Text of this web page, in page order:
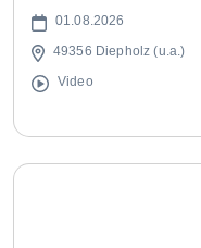
01.08.2026
49356 Diepholz (u.a.)
Video